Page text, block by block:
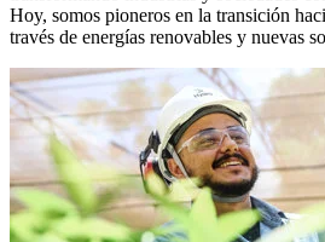
Hoy, somos pioneros en la transición
través de energías renovables y nuevas